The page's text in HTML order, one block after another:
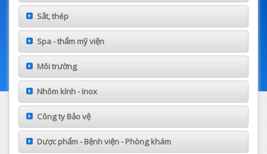
Sắt, thép
Spa - thẩm mỹ viện
Môi trường
Nhôm kính - Inox
Công ty Bảo vệ
Dược phẩm - Bệnh viện - Phòng khám